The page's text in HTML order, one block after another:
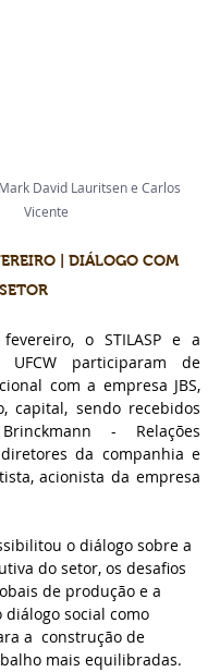
David Lauritsen e Carlos
Vicente
| DIÁLOGO COM
o STILASP e a
UFCW participaram de
com a empresa JBS,
capital, sendo recebidos
- Relações
da companhia e
acionista da empresa
o diálogo sobre a
do setor, os desafios
de produção e a
social como
a  construção de
mais equilibradas.